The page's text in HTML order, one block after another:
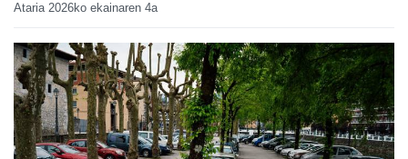
Ataria 2026ko ekainaren 4a